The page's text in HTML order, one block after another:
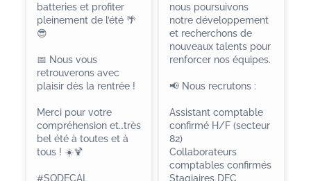
batteries et profiter
pleinement de l’été 🌴
😎
📅 Nous vous
retrouverons avec
plaisir dès la rentrée !
Merci pour votre
compréhension et…très
bel été à toutes et à
tous ! ☀️🍹
#SODECAL
nous poursuivons
notre développement
et recherchons de
nouveaux talents pour
renforcer nos équipes.
📢 Nous recrutons :
Assistant comptable
confirmé H/F (secteur
82)
Collaborateurs
comptables confirmés
Stagiaires DEC